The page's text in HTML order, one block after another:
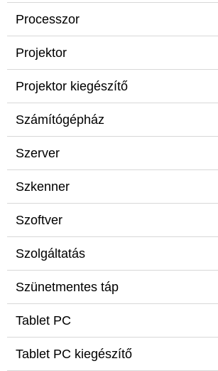
Processzor
Projektor
Projektor kiegészítő
Számítógépház
Szerver
Szkenner
Szoftver
Szolgáltatás
Szünetmentes táp
Tablet PC
Tablet PC kiegészítő